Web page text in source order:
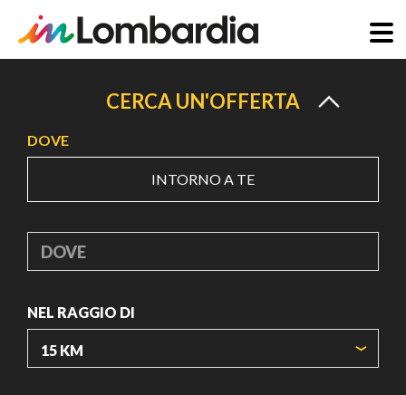
principale
CERCA UN'OFFERTA
DOVE
INTORNO A TE
DOVE
NEL RAGGIO DI